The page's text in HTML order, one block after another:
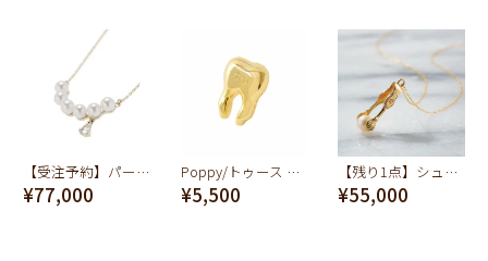
【受注予約】パーリーホワイトスマイル ネックレス
¥77,000
Poppy/トゥース ピアス (ゴールド)
¥5,500
【残り1点】シュガートング ネックレス K10-イエローゴールド
¥55,000